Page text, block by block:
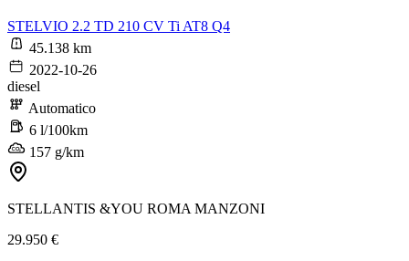
STELVIO 2.2 TD 210 CV Ti AT8 Q4
45.138 km
2022-10-26
diesel
Automatico
6 l/100km
157 g/km
STELLANTIS &YOU ROMA MANZONI
29.950 €